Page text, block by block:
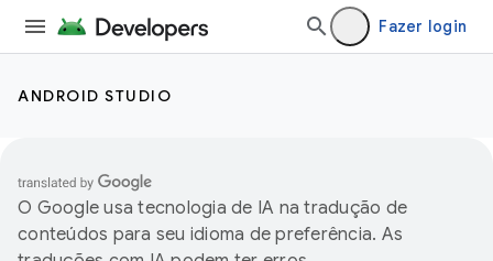
Fazer login
ANDROID STUDIO
O Google usa tecnologia de IA na tradução de
conteúdos para seu idioma de preferência. As